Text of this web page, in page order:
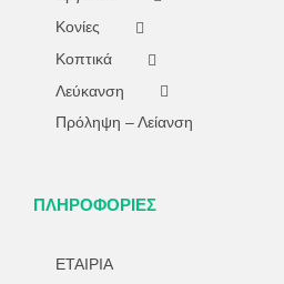
Κονίες
Κοπτικά
Λεύκανση
Πρόληψη – Λείανση
ΠΛΗΡΟΦΟΡΙΕΣ
ΕΤΑΙΡΙΑ